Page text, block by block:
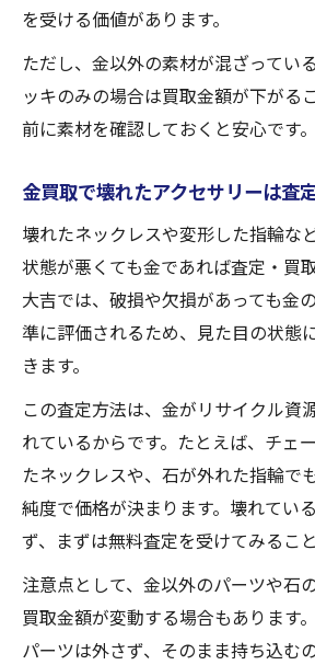
を受ける価値があります。
ただし、金以外の素材が混ざってい
ッキのみの場合は買取金額が下がる
前に素材を確認しておくと安心です。
金買取で壊れたアクセサリーは査
壊れたネックレスや変形した指輪な
状態が悪くても金であれば査定・買
大吉では、破損や欠損があっても金
準に評価されるため、見た目の状態
きます。
この査定方法は、金がリサイクル資
れているからです。たとえば、チェ
たネックレスや、石が外れた指輪で
純度で価格が決まります。壊れてい
ず、まずは無料査定を受けてみるこ
注意点として、金以外のパーツや石
買取金額が変動する場合もあります
パーツは外さず、そのまま持ち込む